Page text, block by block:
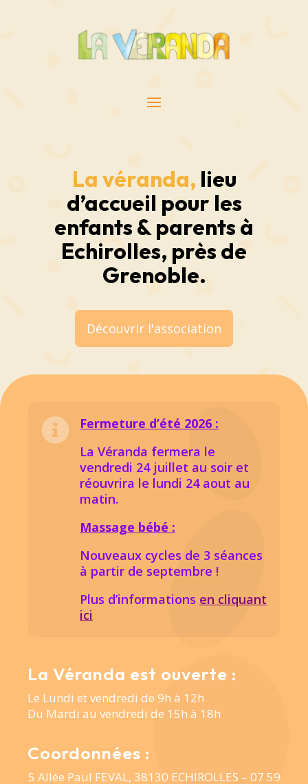
La véranda, lieu
d’accueil pour les
enfants & parents à
Echirolles, près de
Grenoble.
Découvrir l'association

Fermeture d’été 2026 :
La Véranda fermera le
vendredi 24 juillet au soir et
réouvrira le lundi 24 aout au
matin.
Massage bébé :
Nouveaux cycles de 3 séances
à partir de septembre !
Plus d’informations en cliquant
ici
La Véranda est ouverte :
Le Lundi et vendredi de 9h à 12h
Du Mardi au vendredi de 15h à 18h
Coordonnées :
5 Allée Paul FEVAL, 38130 ECHIROLLES – 07 59